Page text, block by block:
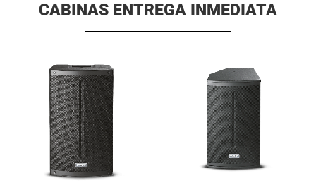
CABINAS ENTREGA INMEDIATA